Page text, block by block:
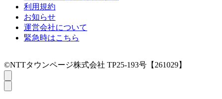
利用規約
お知らせ
運営会社について
緊急時はこちら
©NTTタウンページ株式会社 TP25-193号【261029】